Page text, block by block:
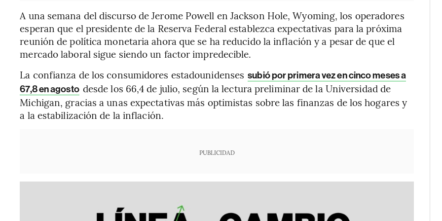
A una semana del discurso de Jerome Powell en Jackson Hole, Wyoming, los operadores
esperan que el presidente de la Reserva Federal establezca expectativas para la próxima
reunión de política monetaria ahora que se ha reducido la inflación y a pesar de que el
mercado laboral sigue siendo un factor impredecible.
La confianza de los consumidores estadounidenses subió por primera vez en cinco meses a
67,8 en agosto desde los 66,4 de julio, según la lectura preliminar de la Universidad de
Michigan, gracias a unas expectativas más optimistas sobre las finanzas de los hogares y
a la estabilización de la inflación.
PUBLICIDAD